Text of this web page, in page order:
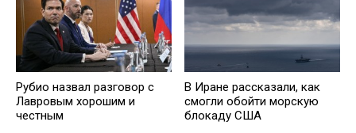
Рубио назвал разговор с
Лавровым хорошим и
честным
В Иране рассказали, как
смогли обойти морскую
блокаду США